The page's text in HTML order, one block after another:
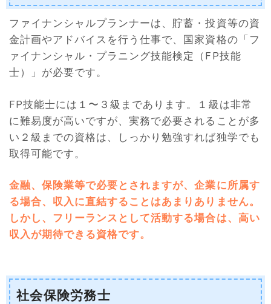
ファイナンシャルプランナーは、貯蓄・投資等の資
金計画やアドバイスを行う仕事で、国家資格の「フ
ァイナンシャル・プラニング技能検定（FP技能
士）」が必要です。
FP技能士には１〜３級まであります。１級は非常
に難易度が高いですが、実務で必要されることが多
い２級までの資格は、しっかり勉強すれば独学でも
取得可能です。
金融、保険業等で必要とされますが、企業に所属す
る場合、収入に直結することはあまりありません。
しかし、フリーランスとして活動する場合は、高い
収入が期待できる資格です。
社会保険労務士